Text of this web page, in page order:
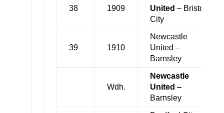
38 1909
United – Bristol
City
39 1910
Newcastle
United –
Barnsley
Wdh.
Newcastle
United –
Barnsley